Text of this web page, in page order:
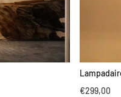
€299,00